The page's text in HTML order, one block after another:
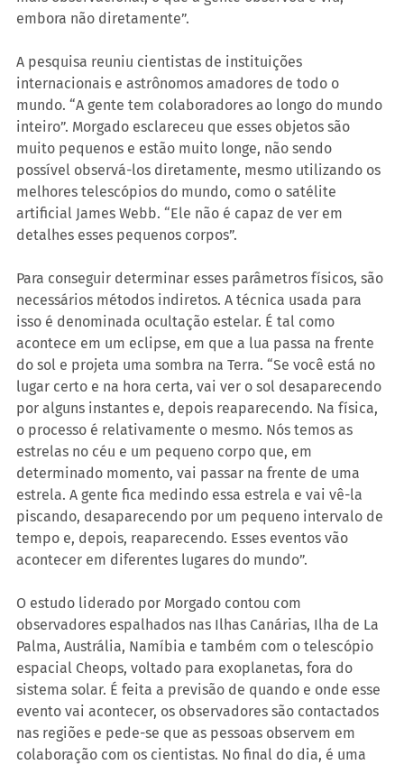
embora não diretamente”.
A pesquisa reuniu cientistas de instituições
internacionais e astrônomos amadores de todo o
mundo. “A gente tem colaboradores ao longo do mundo
inteiro”. Morgado esclareceu que esses objetos são
muito pequenos e estão muito longe, não sendo
possível observá-los diretamente, mesmo utilizando os
melhores telescópios do mundo, como o satélite
artificial James Webb. “Ele não é capaz de ver em
detalhes esses pequenos corpos”.
Para conseguir determinar esses parâmetros físicos, são
necessários métodos indiretos. A técnica usada para
isso é denominada ocultação estelar. É tal como
acontece em um eclipse, em que a lua passa na frente
do sol e projeta uma sombra na Terra. “Se você está no
lugar certo e na hora certa, vai ver o sol desaparecendo
por alguns instantes e, depois reaparecendo. Na física,
o processo é relativamente o mesmo. Nós temos as
estrelas no céu e um pequeno corpo que, em
determinado momento, vai passar na frente de uma
estrela. A gente fica medindo essa estrela e vai vê-la
piscando, desaparecendo por um pequeno intervalo de
tempo e, depois, reaparecendo. Esses eventos vão
acontecer em diferentes lugares do mundo”.
O estudo liderado por Morgado contou com
observadores espalhados nas Ilhas Canárias, Ilha de La
Palma, Austrália, Namíbia e também com o telescópio
espacial Cheops, voltado para exoplanetas, fora do
sistema solar. É feita a previsão de quando e onde esse
evento vai acontecer, os observadores são contactados
nas regiões e pede-se que as pessoas observem em
colaboração com os cientistas. No final do dia, é uma